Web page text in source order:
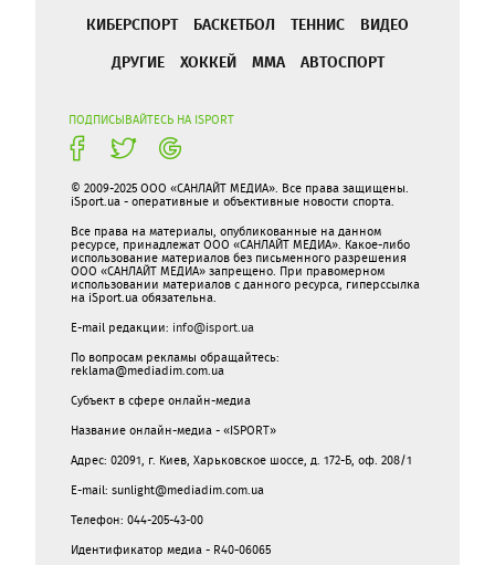
КИБЕРСПОРТ
БАСКЕТБОЛ ТЕННИС
ВИДЕО
ДРУГИЕ
ХОККЕЙ ММА АВТОСПОРТ
ПОДПИСЫВАЙТЕСЬ НА ISPORT
© 2009-2025 ООО «САНЛАЙТ МЕДИА». Все права защищены.
iSport.ua - оперативные и объективные новости спорта.
Все права на материалы, опубликованные на данном
ресурсе, принадлежат ООО «САНЛАЙТ МЕДИА». Какое-либо
использование материалов без письменного разрешения
ООО «САНЛАЙТ МЕДИА» запрещено. При правомерном
использовании материалов с данного ресурса, гиперссылка
на iSport.ua обязательна.
E-mail редакции: info@isport.ua
По вопросам рекламы обращайтесь:
reklama@mediadim.com.ua
Субъект в сфере онлайн-медиа
Название онлайн-медиа - «ISPORT»
Адрес: 02091, г. Киев, Харьковское шоссе, д. 172-Б, оф. 208/1
E-mail: sunlight@mediadim.com.ua
Телефон: 044-205-43-00
Идентификатор медиа - R40-06065